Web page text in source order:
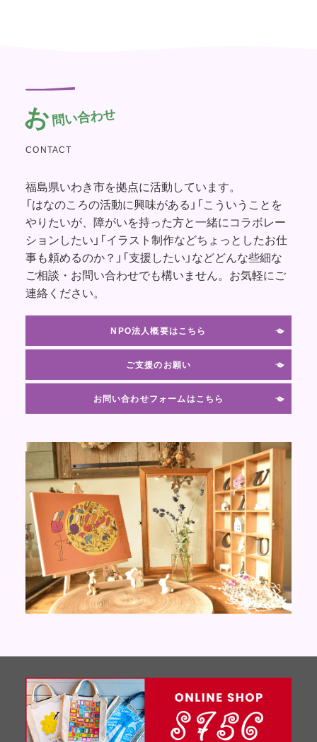
お問い合わせ
CONTACT
福島県いわき市を拠点に活動しています。
「はなのころの活動に興味がある」「こういうことを
やりたいが、障がいを持った方と一緒にコラボレー
ションしたい」「イラスト制作などちょっとしたお仕
事も頼めるのか？」「支援したい」などどんな些細な
ご相談・お問い合わせでも構いません。お気軽にご
連絡ください。
NPO法人概要はこちら
ご支援のお願い
お問い合わせフォームはこちら